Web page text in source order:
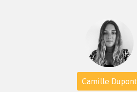
Camille Dupont